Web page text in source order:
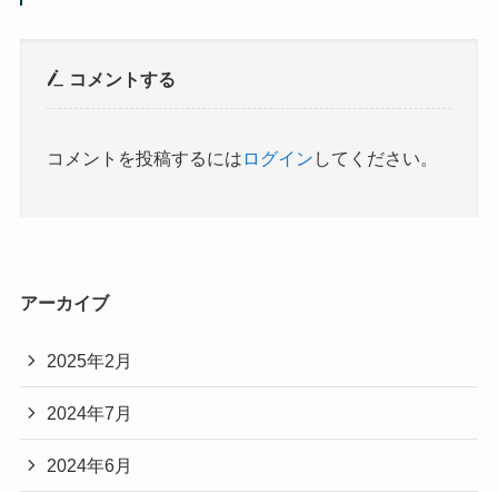
コメントする
コメントを投稿するには ログイン してください。
アーカイブ
2025年2月
2024年7月
2024年6月